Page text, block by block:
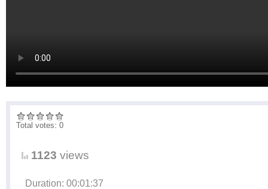
Total votes: 0
1123 views
Duration: 00:01:37